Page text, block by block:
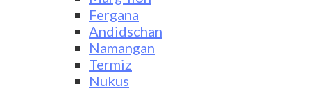
Fergana
Andidschan
Namangan
Termiz
Nukus